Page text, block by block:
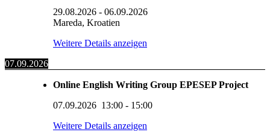
29.08.2026 - 06.09.2026
Mareda, Kroatien
Weitere Details anzeigen
07.09.2026
Online English Writing Group EPESEP Project
07.09.2026 13:00 - 15:00
Weitere Details anzeigen